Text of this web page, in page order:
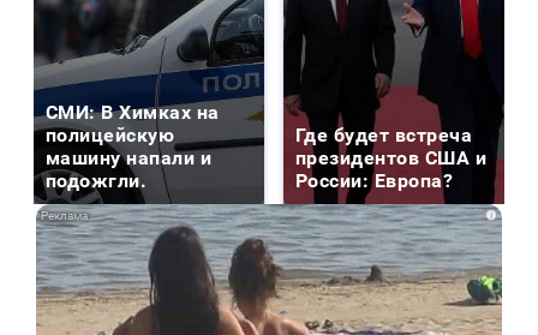
СМИ: В Химках на
полицейскую
машину напали и
подожгли.
Где будет встреча
президентов США и
России: Европа?
i